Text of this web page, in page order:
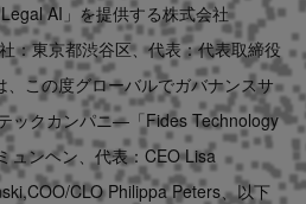
AI」を提供する株式会社
：東京都渋谷区、代表：代表取締役
この度グローバルでガバナンスサ
ックカンパニ―「Fides Technology
ュンヘン、代表：CEO Lisa
CLO Philippa Peters、以下